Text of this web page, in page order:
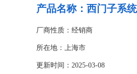
产品名称： 西门子系
厂商性质：经销商
所在地：上海市
更新时间：2025-03-08